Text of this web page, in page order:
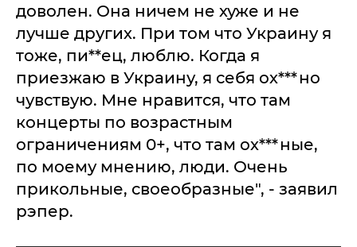
доволен. Она ничем не хуже и не
лучше других. При том что Украину я
тоже, пи**ец, люблю. Когда я
приезжаю в Украину, я себя ох***но
чувствую. Мне нравится, что там
концерты по возрастным
ограничениям 0+, что там ох***ные,
по моему мнению, люди. Очень
прикольные, своеобразные", - заявил
рэпер.